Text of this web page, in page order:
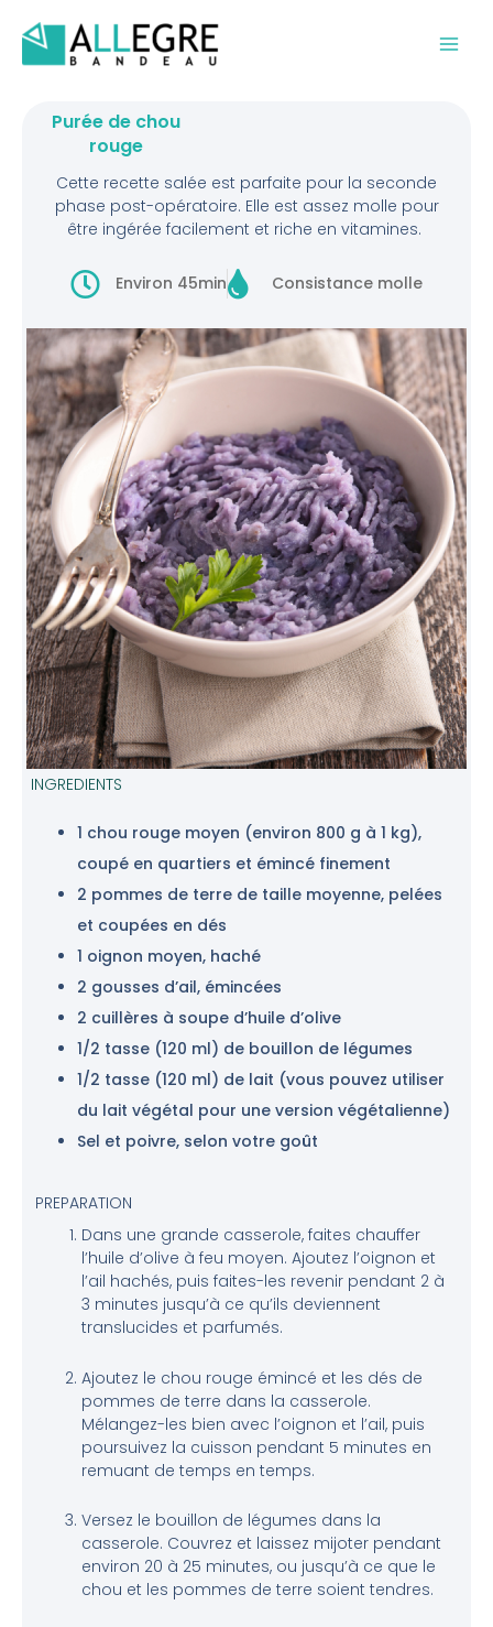
contenu
Purée de chou
rouge
Cette recette salée est parfaite pour la seconde
phase post-opératoire. Elle est assez molle pour
être ingérée facilement et riche en vitamines.
Environ 45min Consistance molle
INGREDIENTS
1 chou rouge moyen (environ 800 g à 1 kg),
coupé en quartiers et émincé finement
2 pommes de terre de taille moyenne, pelées
et coupées en dés
1 oignon moyen, haché
2 gousses d’ail, émincées
2 cuillères à soupe d’huile d’olive
1/2 tasse (120 ml) de bouillon de légumes
1/2 tasse (120 ml) de lait (vous pouvez utiliser
du lait végétal pour une version végétalienne)
Sel et poivre, selon votre goût
PREPARATION
Dans une grande casserole, faites chauffer
l’huile d’olive à feu moyen. Ajoutez l’oignon et
l’ail hachés, puis faites-les revenir pendant 2 à
3 minutes jusqu’à ce qu’ils deviennent
translucides et parfumés.
Ajoutez le chou rouge émincé et les dés de
pommes de terre dans la casserole.
Mélangez-les bien avec l’oignon et l’ail, puis
poursuivez la cuisson pendant 5 minutes en
remuant de temps en temps.
Versez le bouillon de légumes dans la
casserole. Couvrez et laissez mijoter pendant
environ 20 à 25 minutes, ou jusqu’à ce que le
chou et les pommes de terre soient tendres.